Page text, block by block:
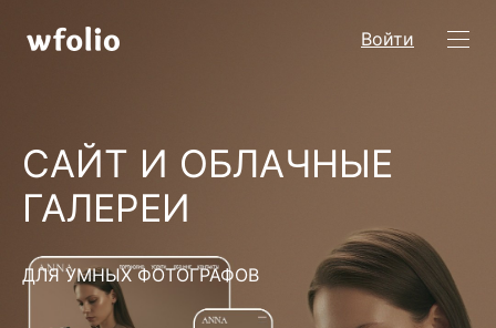
Войти
САЙТ И ОБЛАЧНЫЕ
ГАЛЕРЕИ
ДЛЯ УМНЫХ ФОТОГРАФОВ